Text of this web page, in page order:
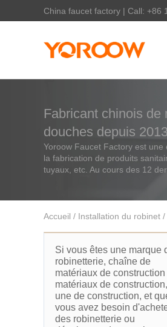
China faucet factory | Call: +86
Fabricant chinois de
douches depuis 2013
Yoroow Faucet Factory est
la fabrication de produits
tuyaux, etc. Au cours des 12
Accueil / Installation du robinet /
Si vous êtes une marque
robinetterie, chaîne de
matériaux de construction
matériaux de construction,
une de construction, et
vous avez besoin
des robinetterie ou